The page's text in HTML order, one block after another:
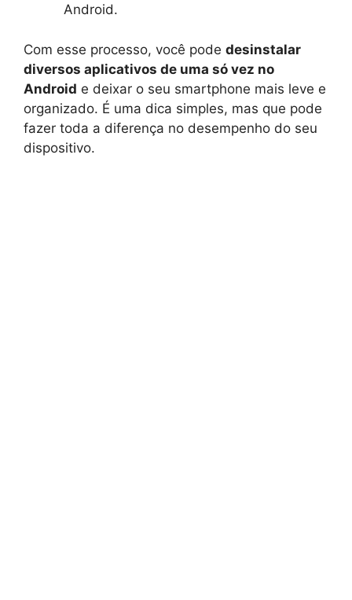
Android.
Com esse processo, você pode desinstalar
diversos aplicativos de uma só vez no
Android e deixar o seu smartphone mais leve e
organizado. É uma dica simples, mas que pode
fazer toda a diferença no desempenho do seu
dispositivo.